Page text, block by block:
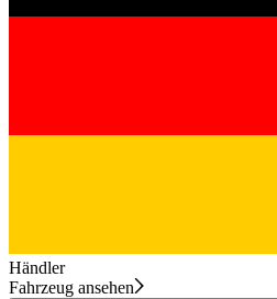
Händler
Fahrzeug ansehen